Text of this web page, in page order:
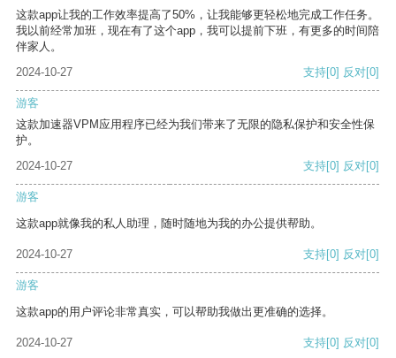
这款app让我的工作效率提高了50%，让我能够更轻松地完成工作任务。
我以前经常加班，现在有了这个app，我可以提前下班，有更多的时间陪
伴家人。
2024-10-27
支持[0] 反对[0]
游客
这款加速器VPM应用程序已经为我们带来了无限的隐私保护和安全性保
护。
2024-10-27
支持[0] 反对[0]
游客
这款app就像我的私人助理，随时随地为我的办公提供帮助。
2024-10-27 支持[0] 反对[0]
游客
这款app的用户评论非常真实，可以帮助我做出更准确的选择。
2024-10-27 支持[0] 反对[0]